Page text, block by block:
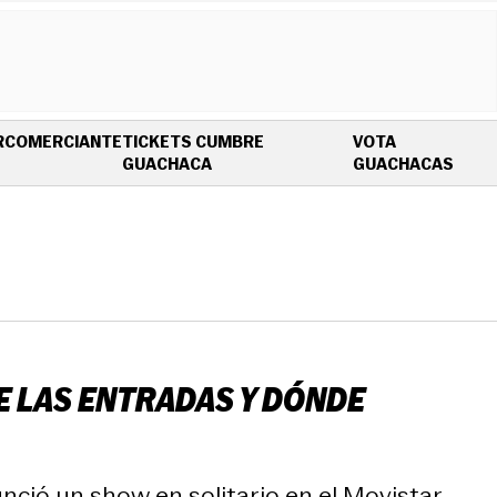
COMERCIANTETICKETS CUMBRE
GUACHACAOPENS IN NEW WINDOW
VOTA
GUACHACAS
LAS ENTRADAS Y DÓNDE